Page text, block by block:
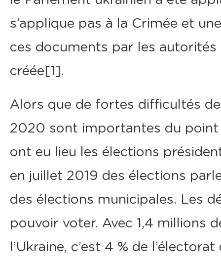
s’applique pas à la Crimée et
ces documents par les autorités
créée[1].
Alors que de fortes difficultés
2020 sont importantes du point
ont eu lieu les élections
en juillet 2019 des élections
des élections municipales. Les
pouvoir voter. Avec 1,4 millions
l’Ukraine, c’est 4 % de